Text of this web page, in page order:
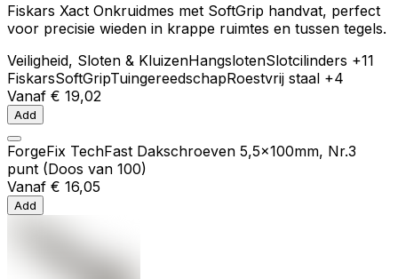
Fiskars Xact Onkruidmes met SoftGrip handvat, perfect
voor precisie wieden in krappe ruimtes en tussen tegels.
Veiligheid, Sloten & KluizenHangslotenSlotcilinders +11
FiskarsSoftGripTuingereedschapRoestvrij staal +4
Vanaf € 19,02
Add
ForgeFix TechFast Dakschroeven 5,5x100mm, Nr.3
punt (Doos van 100)
Vanaf € 16,05
Add